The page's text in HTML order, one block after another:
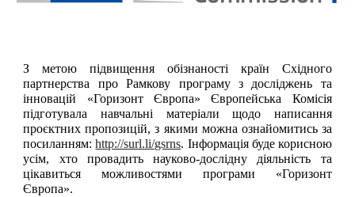
З метою підвищення обізнаності країн Східного
партнерства про Рамкову програму з досліджень та
інновацій «Горизонт Європа» Європейська Комісія
підготувала навчальні матеріали щодо написання
проєктних пропозицій, з якими можна ознайомитись за
посиланням:http://surl.li/gsrns. Інформація буде корисною
усім, хто провадить науково-дослідну діяльність та
цікавиться можливостями програми «Горизонт
Європа».